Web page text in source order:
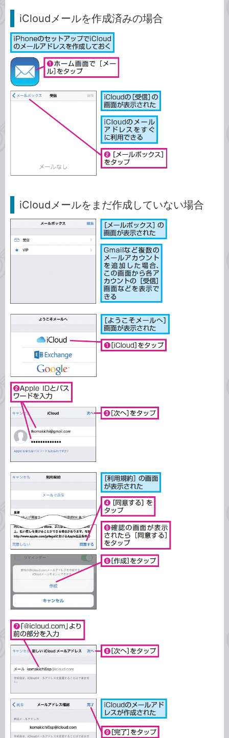
iCloudメールを作成済みの場合
iCloudメールをまだ作成していない場合